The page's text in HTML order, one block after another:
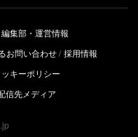
編集部・運営情報
お問い合わせ 採用情報
ッキーポリシー
信先メディア